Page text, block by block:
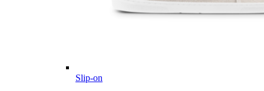
Slip-on